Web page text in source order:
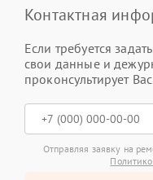
Контактная
Если требуется
свои данные и
проконсультирует
Отправляя заявку на